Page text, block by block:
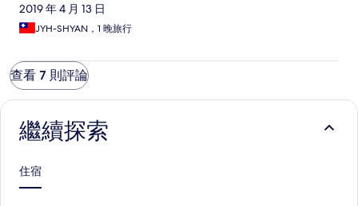
2019 年 4 月 13 日
JYH-SHYAN，1 晚旅行
查看 7 則評論
繼續探索
住宿